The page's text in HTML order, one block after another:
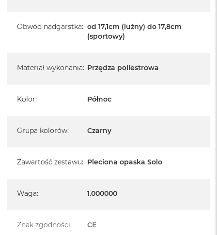
Obwód nadgarstka: od 17,1cm (luźny) do 17,8cm
(sportowy)
Materiał wykonania: Przędza poliestrowa
Kolor: Północ
Grupa kolorów: Czarny
Zawartość zestawu: Pleciona opaska Solo
Waga: 1.000000
Znak zgodności: CE